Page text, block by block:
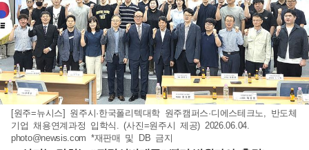
[원주=뉴시스] 원주시·한국폴리텍대학 원주캠퍼스·디에스테크노, 반도체
기업 채용연계과정 입학식. (사진=원주시 제공) 2026.06.04.
photo@newsis.com *재판매 및 DB 금지